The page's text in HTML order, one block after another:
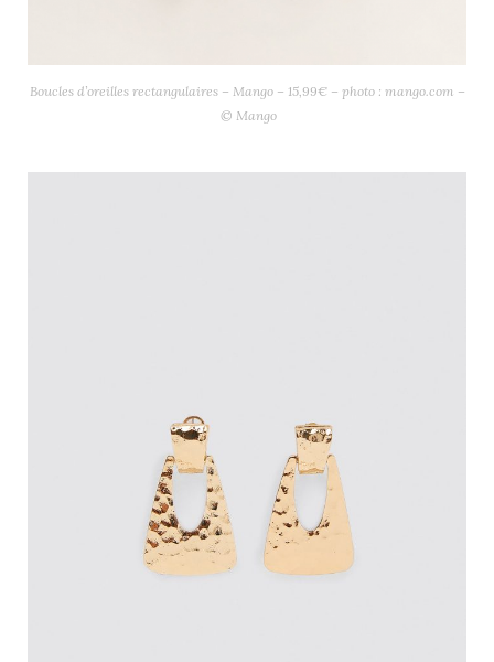
Boucles d’oreilles rectangulaires – Mango – 15,99€ – photo : mango.com –
© Mango